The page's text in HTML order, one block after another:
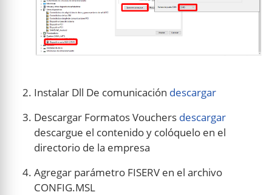
Instalar Dll De comunicación descargar
Descargar Formatos Vouchers descargar
descargue el contenido y colóquelo en el
directorio de la empresa
Agregar parámetro FISERV en el archivo
CONFIG.MSL